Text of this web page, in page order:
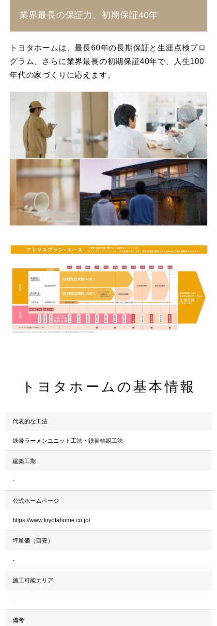
業界最長の保証力、初期保証40年
トヨタホームは、最長60年の長期保証と生涯点検プロ
グラム、さらに業界最長の初期保証40年で、人生100
年代の家づくりに応えます。
トヨタホームの基本情報
代表的な工法
鉄骨ラーメンユニット工法・鉄骨軸組工法
建築工期
-
公式ホームページ
https://www.toyotahome.co.jp/
坪単価（目安）
-
施工可能エリア
-
備考